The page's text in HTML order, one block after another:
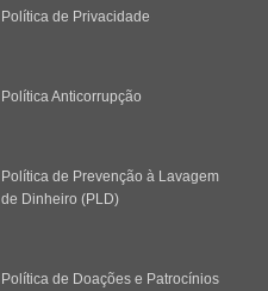
Política de Privacidade
Política Anticorrupção
Política de Prevenção à Lavagem
de Dinheiro (PLD)
Política de Doações e Patrocínios